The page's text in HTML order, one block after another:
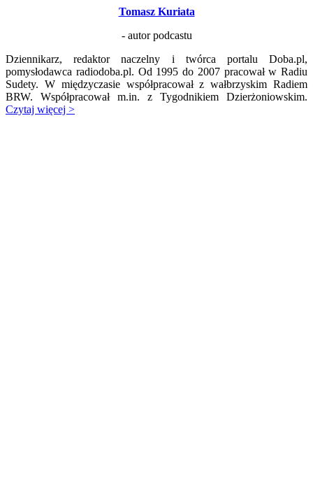
Tomasz Kuriata
- autor podcastu
Dziennikarz, redaktor naczelny i twórca portalu Doba.pl,
pomysłodawca radiodoba.pl. Od 1995 do 2007 pracował w Radiu
Sudety. W międzyczasie współpracował z wałbrzyskim Radiem
BRW. Współpracował m.in. z Tygodnikiem Dzierżoniowskim.
Czytaj więcej >